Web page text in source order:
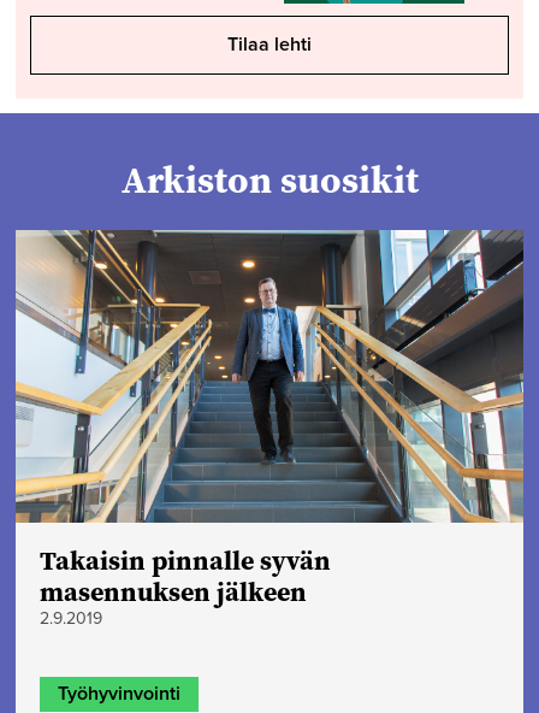
Tilaa lehti
Arkiston suosikit
Takaisin pinnalle syvän
masennuksen jälkeen
2.9.2019
Työhyvinvointi